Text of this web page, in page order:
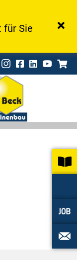
Instagram
Facebook
LinkedIn
für Sie